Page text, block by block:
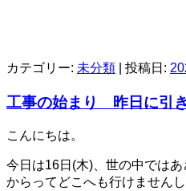
カテゴリー: 未分類 | 投稿日:
工事の始まり 昨日に引
こんにちは。
今日は16日(木)、世の中では
からってどこへも行けません